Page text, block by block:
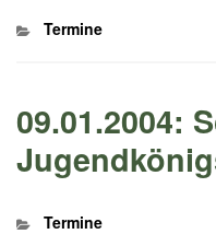
Kategorien
Termine
09.01.2004:
Kategorien
Termine